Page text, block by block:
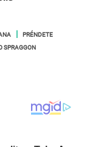
PRÉNDETE
SPRAGGON